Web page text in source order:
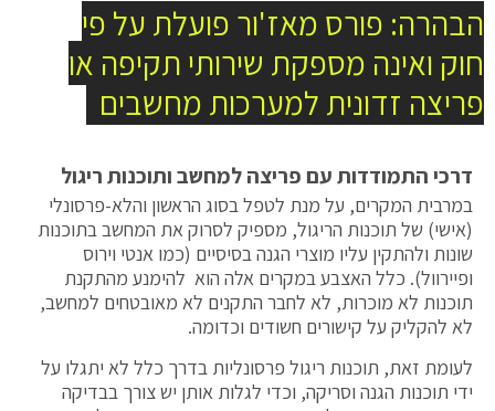
הבהרה: פורס מאז'ור פועלת על פי
חוק ואינה מספקת שירותי תקיפה או
פריצה זדונית למערכות מחשבים
דרכי התמודדות עם פריצה למחשב ותוכנות ריגול
במרבית המקרים, על מנת לטפל בסוג הראשון והלא-פרסונלי
(אישי) של תוכנות הריגול, מספיק לסרוק את המחשב בתוכנות
שונות ולהתקין עליו מוצרי הגנה בסיסיים (כמו אנטי וירוס
ופיירוול). כלל האצבע במקרים אלה הוא להימנע מהתקנת
תוכנות לא מוכרות, לא לחבר התקנים לא מאובטחים למחשב,
לא להקליק על קישורים חשודים וכדומה.
לעומת זאת, תוכנות ריגול פרסונליות בדרך כלל לא יתגלו על
ידי תוכנות הגנה וסריקה, וכדי לגלות אותן יש צורך בבדיקה